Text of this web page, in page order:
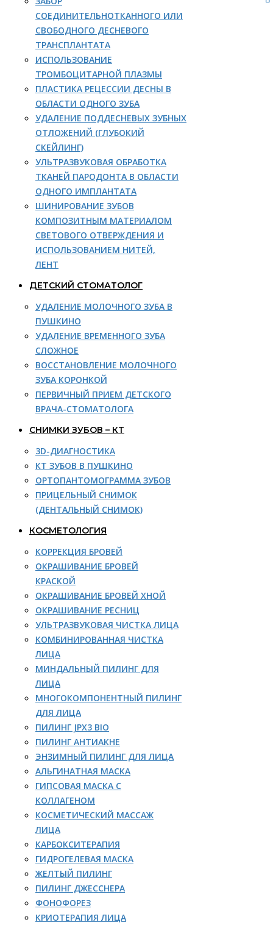
СОЕДИНИТЕЛЬНОТКАННОГО ИЛИ
СВОБОДНОГО ДЕСНЕВОГО
ТРАНСПЛАНТАТА
ИСПОЛЬЗОВАНИЕ
ТРОМБОЦИТАРНОЙ ПЛАЗМЫ
ПЛАСТИКА РЕЦЕССИИ ДЕСНЫ В
ОБЛАСТИ ОДНОГО ЗУБА
УДАЛЕНИЕ ПОДДЕСНЕВЫХ ЗУБНЫХ
ОТЛОЖЕНИЙ (ГЛУБОКИЙ
СКЕЙЛИНГ)
УЛЬТРАЗВУКОВАЯ ОБРАБОТКА
ТКАНЕЙ ПАРОДОНТА В ОБЛАСТИ
ОДНОГО ИМПЛАНТАТА
ШИНИРОВАНИЕ ЗУБОВ
КОМПОЗИТНЫМ МАТЕРИАЛОМ
СВЕТОВОГО ОТВЕРЖДЕНИЯ И
ИСПОЛЬЗОВАНИЕМ НИТЕЙ,
ЛЕНТ
ДЕТСКИЙ СТОМАТОЛОГ
УДАЛЕНИЕ МОЛОЧНОГО ЗУБА В
ПУШКИНО
УДАЛЕНИЕ ВРЕМЕННОГО ЗУБА
СЛОЖНОЕ
ВОССТАНОВЛЕНИЕ МОЛОЧНОГО
ЗУБА КОРОНКОЙ
ПЕРВИЧНЫЙ ПРИЕМ ДЕТСКОГО
ВРАЧА-СТОМАТОЛОГА
СНИМКИ ЗУБОВ – КТ
3D-ДИАГНОСТИКА
КТ ЗУБОВ В ПУШКИНО
ОРТОПАНТОМОГРАММА ЗУБОВ
ПРИЦЕЛЬНЫЙ СНИМОК
(ДЕНТАЛЬНЫЙ СНИМОК)
КОСМЕТОЛОГИЯ
КОРРЕКЦИЯ БРОВЕЙ
ОКРАШИВАНИЕ БРОВЕЙ
КРАСКОЙ
ОКРАШИВАНИЕ БРОВЕЙ ХНОЙ
ОКРАШИВАНИЕ РЕСНИЦ
УЛЬТРАЗВУКОВАЯ ЧИСТКА ЛИЦА
КОМБИНИРОВАННАЯ ЧИСТКА
ЛИЦА
МИНДАЛЬНЫЙ ПИЛИНГ ДЛЯ
ЛИЦА
МНОГОКОМПОНЕНТНЫЙ ПИЛИНГ
ДЛЯ ЛИЦА
ПИЛИНГ JPX3 BIO
ПИЛИНГ АНТИАКНЕ
ЭНЗИМНЫЙ ПИЛИНГ ДЛЯ ЛИЦА
АЛЬГИНАТНАЯ МАСКА
ГИПСОВАЯ МАСКА С
КОЛЛАГЕНОМ
КОСМЕТИЧЕСКИЙ МАССАЖ
ЛИЦА
КАРБОКСИТЕРАПИЯ
ГИДРОГЕЛЕВАЯ МАСКА
ЖЕЛТЫЙ ПИЛИНГ
ПИЛИНГ ДЖЕССНЕРА
ФОНОФОРЕЗ
КРИОТЕРАПИЯ ЛИЦА